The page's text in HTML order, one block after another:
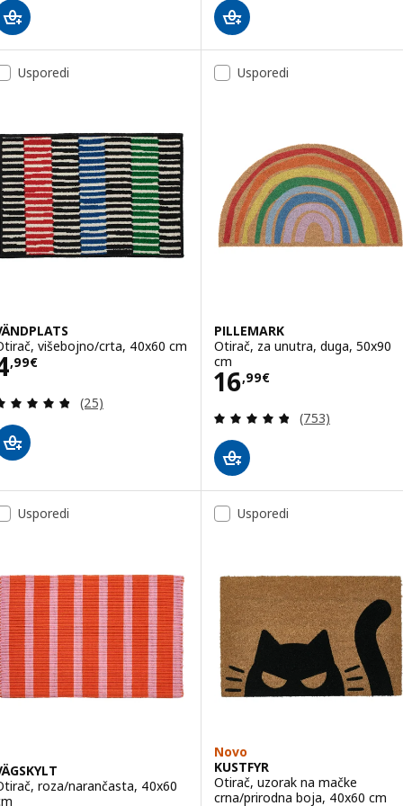
Usporedi
višebojno/crta, 40x60 cm
,99€ 4,99€
Revizija: 4.8 od 5 zvjezdica. Ukupno recenzija:
(25)
Usporedi
PILLEMARK
Otirač, za unutra, duga, 50x90
cm
16,99€
Cijena 16,99€
Revizija: 4.8
(753)
Usporedi
roza/narančasta, 40x60
Usporedi
Novo
KUSTFYR
Otirač, uzorak na mačke
crna/prirodna boja, 40x60 cm